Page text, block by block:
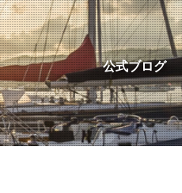
公式ブログ